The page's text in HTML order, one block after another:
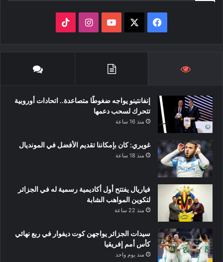
فيسبوك ‫YouTubeانستقرام
إنفانتينو يواجه ضغوطًا متصاعدة.. اتحادات أوروبية
تتحرك لسحب دعمها
منذ 16 ساعة
غويري: كان بإمكاننا تقديم الأفضل في المونديال
منذ 18 ساعة
فياريال يفتتح أول أكاديمية رسمية له في الجزائر
لتكوين المواهب الشابة
منذ 22 ساعة
سيدات الجزائر يواجهن كوت ديفوار في ربع نهائي
كأس أمم إفريقيا
منذ يوم واحد